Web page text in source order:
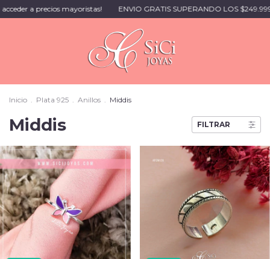
a precios mayoristas! ENVIO GRATIS SUPERANDO LOS
Inicio . Plata 925 . Anillos . Middis
Middis FILTRAR